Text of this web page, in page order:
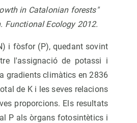
in Catalonian forests"
Functional Ecology 2012.
i fòsfor (P), quedant sovint
l'assignació de potassi i
gradients climàtics en 2836
de K i les seves relacions
proporcions. Els resultats
P als òrgans fotosintètics i